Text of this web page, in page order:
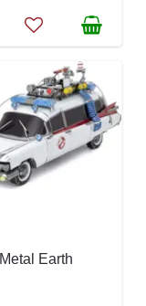
Metal Earth